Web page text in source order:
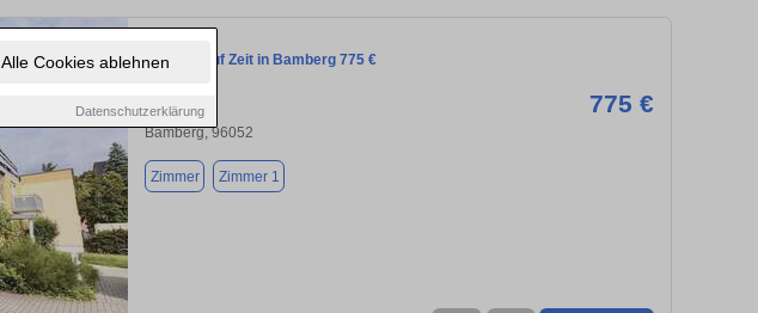
Alle Cookies ablehnen
Datenschutzerklärung
Wohnen auf Zeit in Bamberg 775 €
775 €
Bamberg, 96052
Zimmer Zimmer 1